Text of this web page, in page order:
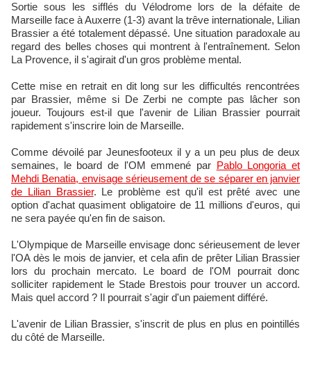
Sortie sous les sifflés du Vélodrome lors de la défaite de
Marseille face à Auxerre (1-3) avant la trêve internationale, Lilian
Brassier a été totalement dépassé. Une situation paradoxale au
regard des belles choses qui montrent à l'entraînement. Selon
La Provence, il s'agirait d'un gros problème mental.
Cette mise en retrait en dit long sur les difficultés rencontrées
par Brassier, même si De Zerbi ne compte pas lâcher son
joueur. Toujours est-il que l'avenir de Lilian Brassier pourrait
rapidement s'inscrire loin de Marseille.
Comme dévoilé par Jeunesfooteux il y a un peu plus de deux
semaines, le board de l'OM emmené par Pablo Longoria et
Mehdi Benatia, envisage sérieusement de se séparer en janvier
de Lilian Brassier. Le problème est qu'il est prêté avec une
option d'achat quasiment obligatoire de 11 millions d'euros, qui
ne sera payée qu'en fin de saison.
L'Olympique de Marseille envisage donc sérieusement de lever
l'OA dès le mois de janvier, et cela afin de prêter Lilian Brassier
lors du prochain mercato. Le board de l'OM pourrait donc
solliciter rapidement le Stade Brestois pour trouver un accord.
Mais quel accord ? Il pourrait s'agir d'un paiement différé.
L'avenir de Lilian Brassier, s'inscrit de plus en plus en pointillés
du côté de Marseille.